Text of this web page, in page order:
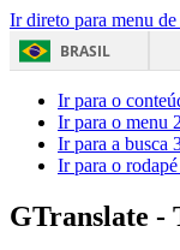
Ir direto para menu
BRASIL
Ir para o
Ir para o menu 2
Ir para a busca
Ir para o rodapé
GTranslate -